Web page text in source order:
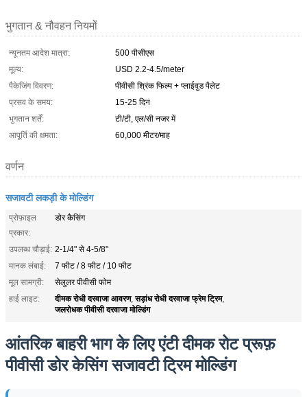
भुगतान & नौवहन नियमों
न्यूनतम आदेश मात्रा:
500 पीसीएस
मूल्य:
USD 2.2-4.5/meter
पैकेजिंग विवरण:
पीवीसी श्रिंक फिल्म + प्लाईवुड पैलेट
प्रसव के समय:
15-25 दिन
भुगतान शर्तें:
टी/टी, एल/सी नजर में
आपूर्ति की क्षमता:
60,000 मीटर/माह
वर्णन
सजावटी लकड़ी के मोल्डिंग
प्रोफ़ाइल
प्रकार:
डोर कैसिंग
उपलब्ध चौड़ाई: 2-1/4" से 4-5/8"
मानक लंबाई:
7 फीट / 8 फीट / 10 फीट
मूल सामग्री:
सेलुलर पीवीसी फोम
हाई लाइट:
दीमक रोधी दरवाजा आवरण,सड़ांध रोधी दरवाजा फ्रेम ट्रिम,
जलरोधक पीवीसी दरवाजा मोल्डिंग
आंतरिक बाहरी भाग के लिए एंटी दीमक रोट प्रूफ़
पीवीसी डोर केसिंग सजावटी ट्रिम मोल्डिंग